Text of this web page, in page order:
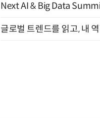
Next AI & Big Data
글로벌 트렌드를 읽고, 내